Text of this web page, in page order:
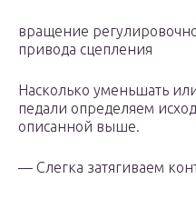
вращение
привода сцепления
Насколько уменьшать
педали определяем
описанной выше.
— Слегка затягиваем